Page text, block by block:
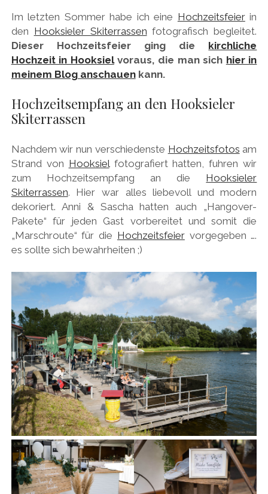
Im letzten Sommer habe ich eine Hochzeitsfeierin
den Hooksieler Skiterrassen fotografisch begleitet.
Dieser Hochzeitsfeier ging die kirchliche
Hochzeit in Hooksielvoraus, die man sich hier in
meinem Blog anschauenkann.
Hochzeitsempfang an den Hooksieler
Skiterrassen
Nachdem wir nun verschiedenste Hochzeitsfotos am
Strand von Hooksielfotografiert hatten, fuhren wir
zum Hochzeitsempfang an die Hooksieler
Skiterrassen. Hier war alles liebevoll und modern
dekoriert. Anni & Sascha hatten auch „Hangover-
Pakete“ für jeden Gast vorbereitet und somit die
„Marschroute“ für die Hochzeitsfeiervorgegeben ….
es sollte sich bewahrheiten ;)